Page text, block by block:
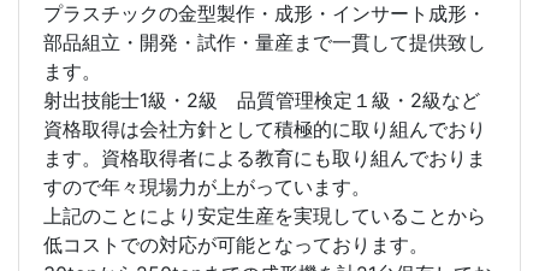
プラスチックの金型製作・成形・インサート成形・
部品組立・開発・試作・量産まで一貫して提供致し
ます。
射出技能士1級・2級 品質管理検定１級・2級など
資格取得は会社方針として積極的に取り組んでおり
ます。資格取得者による教育にも取り組んでおりま
すので年々現場力が上がっています。
上記のことにより安定生産を実現していることから
低コストでの対応が可能となっております。